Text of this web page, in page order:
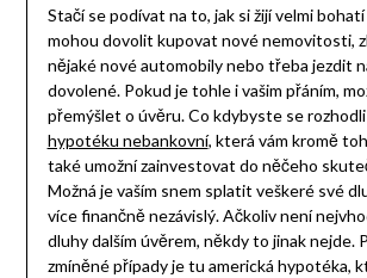
Stačí se podívat na to, jak si žijí velmi
mohou dovolit kupovat nové nemovitosti,
nějaké nové automobily nebo třeba jezdit
dovolené. Pokud je tohle i vašim přáním,
přemýšlet o úvěru. Co kdybyste se
hypotéku nebankovní, která vám kromě
také umožní zainvestovat do něčeho
Možná je vaším snem splatit veškeré své
více finančně nezávislý. Ačkoliv není
dluhy dalším úvěrem, někdy to jinak nejde.
zmíněné případy je tu americká hypotéka,